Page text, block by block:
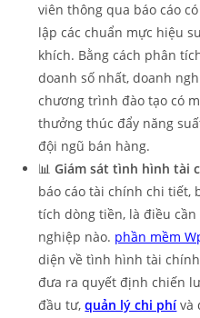
viên thông qua báo cáo
lập các chuẩn mực hiệu
khích. Bằng cách phân
doanh số nhất, doanh
chương trình đào tạo có
thưởng thúc đẩy năng
đội ngũ bán hàng.
📊Giám sát tình hình tài
báo cáo tài chính chi tiết,
tích dòng tiền, là điều
nghiệp nào. phần mềm
diện về tình hình tài
đưa ra quyết định chiến
đầu tư,quản lý chi phívà